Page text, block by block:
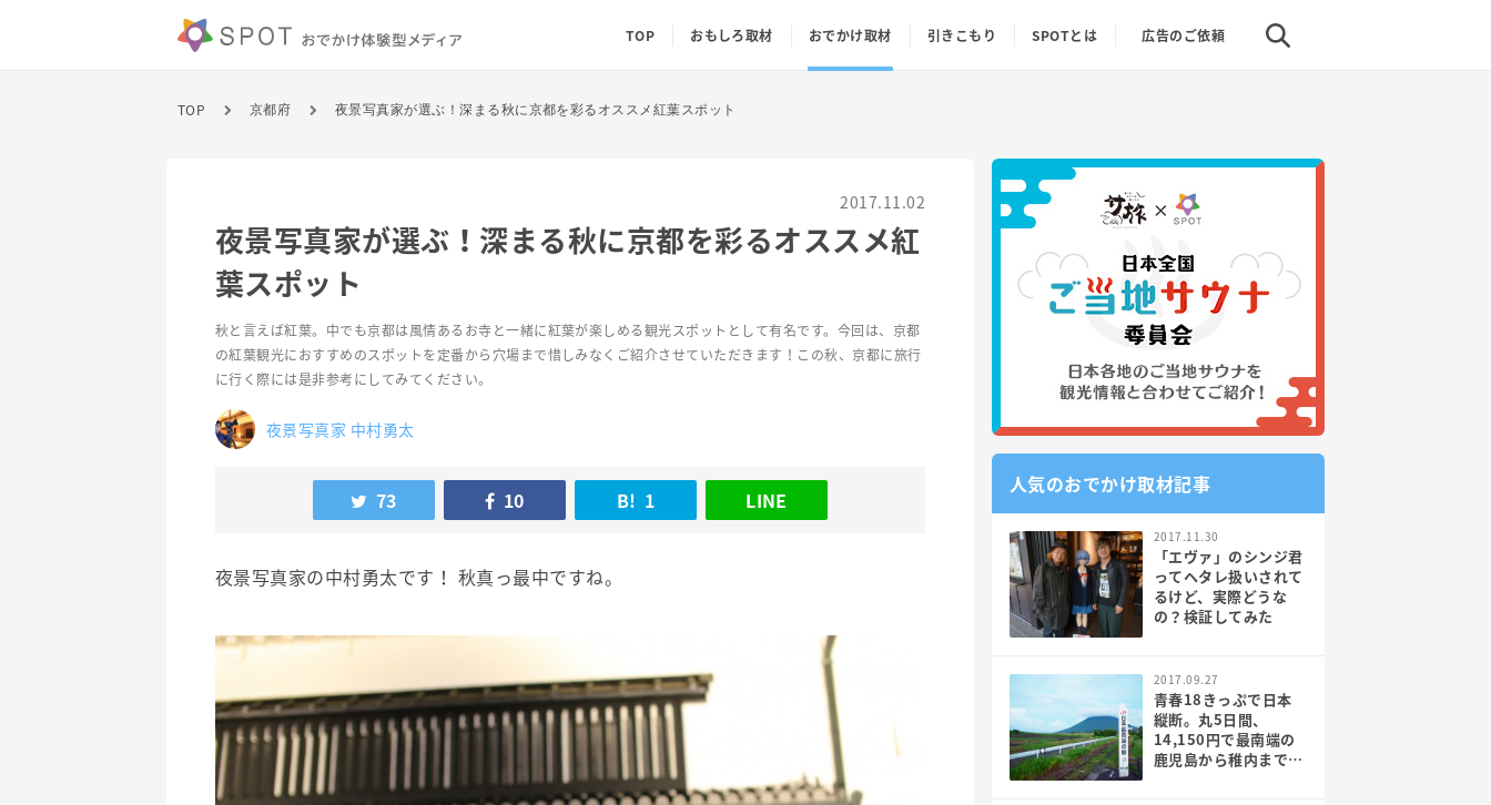
TOP おもしろ取材 おでかけ取材 引きこもり SPOTとは 広告のご依頼
TOP 京都府 夜景写真家が選ぶ！深まる秋に京都を彩るオススメ紅葉スポット
2017.11.02
夜景写真家が選ぶ！深まる秋に京都を彩るオススメ紅
葉スポット
秋と言えば紅葉。中でも京都は風情あるお寺と一緒に紅葉が楽しめる観光スポットとして有名です。今回は、京都
の紅葉観光におすすめのスポットを定番から穴場まで惜しみなくご紹介させていただきます！この秋、京都に旅行
に行く際には是非参考にしてみてください。
夜景写真家 中村勇太
73 10 B! 1 LINE
夜景写真家の中村勇太です！ 秋真っ最中ですね。
人気のおでかけ取材記事
2017.11.30
「エヴァ」のシンジ君
ってヘタレ扱いされて
るけど、実際どうな
の？検証してみた
2017.09.27
青春18きっぷで日本
縦断。丸5日間、
14,150円で最南端の
鹿児島から稚内まで行